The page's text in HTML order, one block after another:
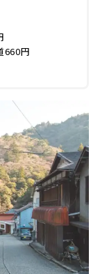
660円